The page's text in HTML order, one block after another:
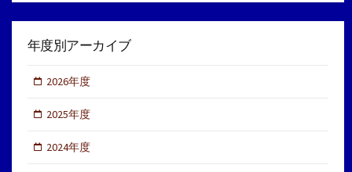
年度別アーカイブ
2026年度
2025年度
2024年度